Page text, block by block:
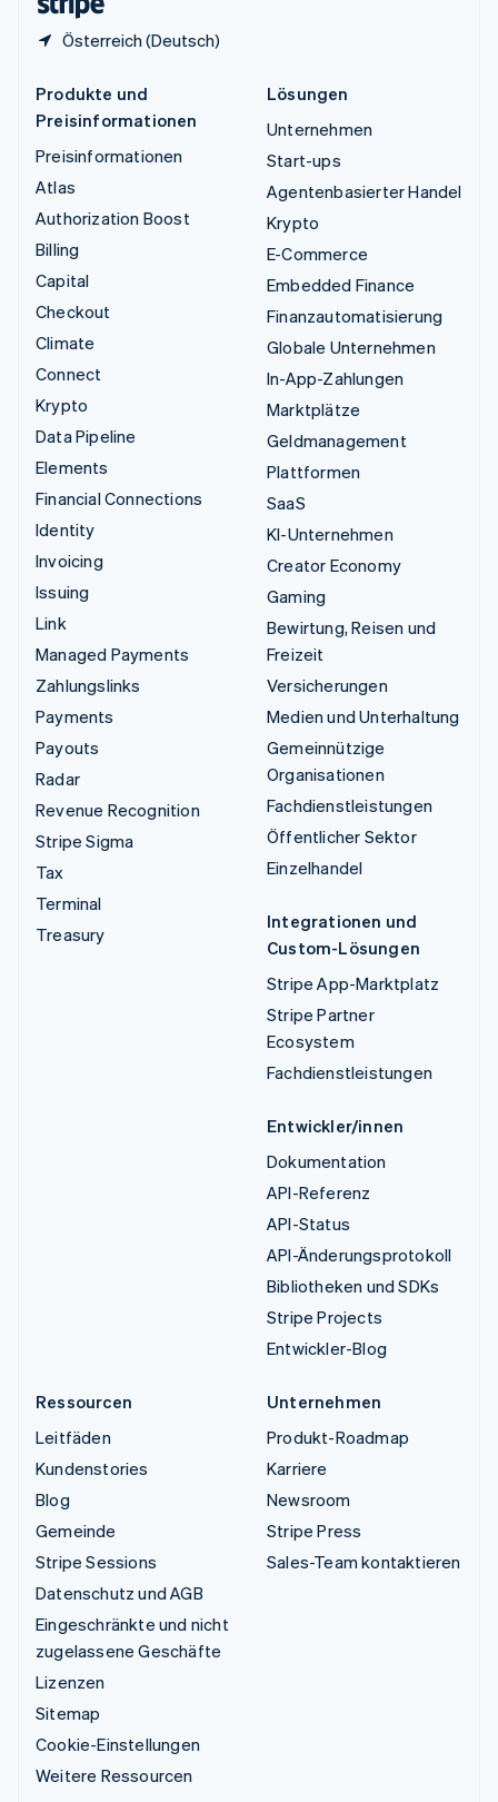
Österreich (Deutsch)
Produkte und
Preisinformationen
Preisinformationen
Atlas
Authorization Boost
Billing
Capital
Checkout
Climate
Connect
Krypto
Data Pipeline
Elements
Financial Connections
Identity
Invoicing
Issuing
Link
Managed Payments
Zahlungslinks
Payments
Payouts
Radar
Revenue Recognition
Stripe Sigma
Tax
Terminal
Treasury
Lösungen
Unternehmen
Start-ups
Agentenbasierter Handel
Krypto
E-Commerce
Embedded Finance
Finanzautomatisierung
Globale Unternehmen
In-App-Zahlungen
Marktplätze
Geldmanagement
Plattformen
SaaS
KI-Unternehmen
Creator Economy
Gaming
Bewirtung, Reisen und
Freizeit
Versicherungen
Medien und Unterhaltung
Gemeinnützige
Organisationen
Fachdienstleistungen
Öffentlicher Sektor
Einzelhandel
Integrationen und
Custom-Lösungen
Stripe App-Marktplatz
Stripe Partner
Ecosystem
Fachdienstleistungen
Entwickler/innen
Dokumentation
API-Referenz
API-Status
API-Änderungsprotokoll
Bibliotheken und SDKs
Stripe Projects
Entwickler-Blog
Ressourcen
Leitfäden
Kundenstories
Blog
Gemeinde
Stripe Sessions
Datenschutz und AGB
Eingeschränkte und nicht
zugelassene Geschäfte
Lizenzen
Sitemap
Cookie-Einstellungen
Weitere Ressourcen
Unternehmen
Produkt-Roadmap
Karriere
Newsroom
Stripe Press
Sales-Team kontaktieren